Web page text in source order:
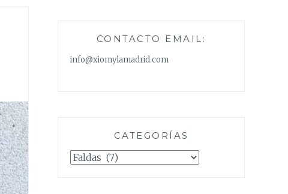
CONTACTO EMAIL:
info@xiomylamadrid.com
CATEGORÍAS
Categorías